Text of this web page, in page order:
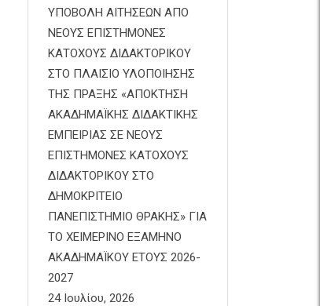
ΥΠΟΒΟΛΗ ΑΙΤΗΣΕΩΝ ΑΠΟ
ΝΕΟΥΣ ΕΠΙΣΤΗΜΟΝΕΣ
ΚΑΤΟΧΟΥΣ ΔΙΔΑΚΤΟΡΙΚΟΥ
ΣΤΟ ΠΛΑΙΣΙΟ ΥΛΟΠΟΙΗΣΗΣ
ΤΗΣ ΠΡΑΞΗΣ «ΑΠΟΚΤΗΣΗ
ΑΚΑΔΗΜΑΪΚΗΣ ΔΙΔΑΚΤΙΚΗΣ
ΕΜΠΕΙΡΙΑΣ ΣΕ ΝΕΟΥΣ
ΕΠΙΣΤΗΜΟΝΕΣ ΚΑΤΟΧΟΥΣ
ΔΙΔΑΚΤΟΡΙΚΟΥ ΣΤΟ
ΔΗΜΟΚΡΙΤΕΙΟ
ΠΑΝΕΠΙΣΤΗΜΙΟ ΘΡΑΚΗΣ» ΓΙΑ
ΤΟ ΧΕΙΜΕΡΙΝΟ ΕΞΑΜΗΝΟ
ΑΚΑΔΗΜΑΪΚΟΥ ΕΤΟΥΣ 2026-
2027
24 Ιουλίου, 2026